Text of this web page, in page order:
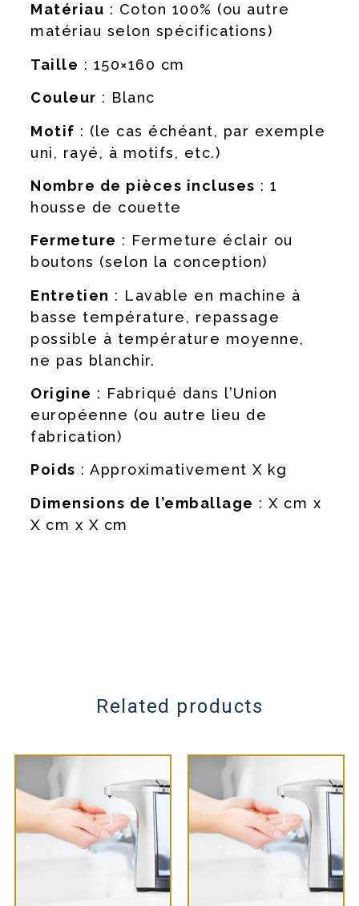
Matériau : Coton 100% (ou autre
matériau selon spécifications)
Taille : 150×160 cm
Couleur : Blanc
Motif : (le cas échéant, par exemple
uni, rayé, à motifs, etc.)
Nombre de pièces incluses : 1
housse de couette
Fermeture : Fermeture éclair ou
boutons (selon la conception)
Entretien : Lavable en machine à
basse température, repassage
possible à température moyenne,
ne pas blanchir.
Origine : Fabriqué dans l’Union
européenne (ou autre lieu de
fabrication)
Poids : Approximativement X kg
Dimensions de l’emballage : X cm x
X cm x X cm
Related products